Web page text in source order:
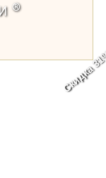
®
Скидка